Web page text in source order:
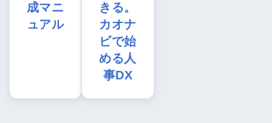
成マニ
ュアル
きる。
カオナ
ビで始
める人
事DX